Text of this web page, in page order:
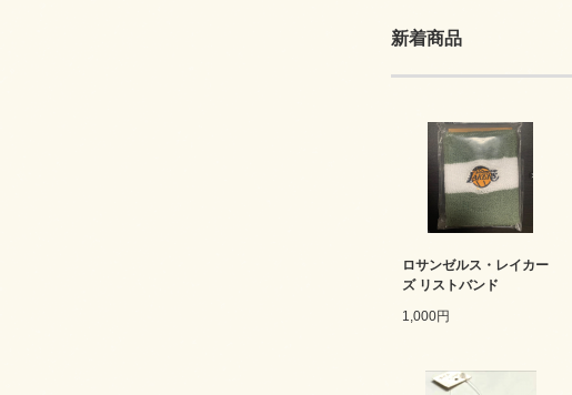
新着商品
ロサンゼルス・レイカー
ズ リストバンド
1,000円